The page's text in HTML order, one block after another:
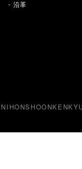
- 沿革